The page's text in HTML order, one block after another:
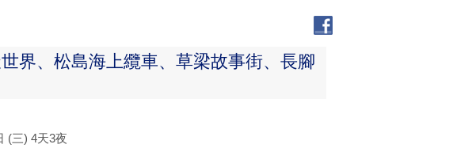
界、松島海上纜車、草梁故事街、長腳
(三) 4天3夜